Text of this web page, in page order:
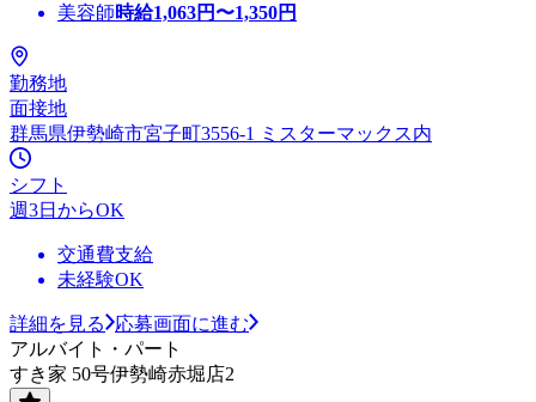
美容師時給1,063円〜1,350円
勤務地
面接地
群馬県伊勢崎市宮子町3556-1 ミスターマックス内
シフト
週3日からOK
交通費支給
未経験OK
詳細を見る
応募画面に進む
アルバイト・パート
すき家 50号伊勢崎赤堀店2